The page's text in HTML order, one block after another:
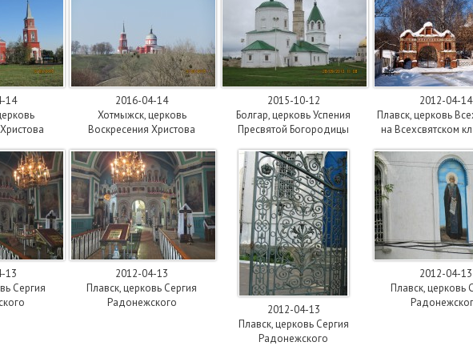
14
2016-04-14
Хотмыжск, церковь
Воскресения Христова
2015-10-12
Болгар, церковь Успения
Пресвятой Богородицы
2012-04-14
Плавск, церковь
на Всехсвятском
13
Сергия
2012-04-13
Плавск, церковь Сергия
Радонежского
2012-04-13
Плавск, церковь Сергия
Радонежского
2012-04-13
Плавск, церковь